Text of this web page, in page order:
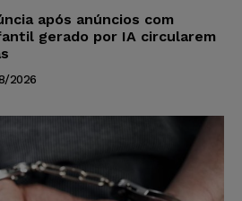
após anúncios com
gerado por IA circularem
2026